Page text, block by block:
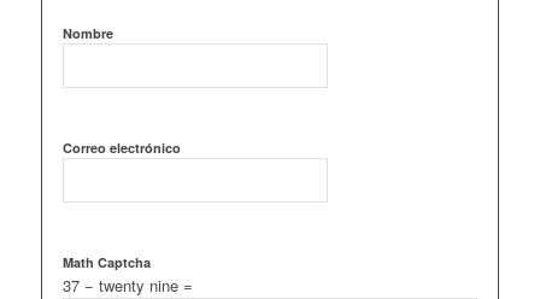
Nombre
Correo electrónico
Math Captcha
37 − twenty nine =